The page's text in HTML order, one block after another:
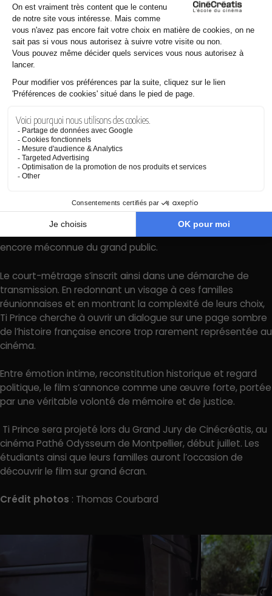
Un film de mémoire porté par une
nécessité personnelle
Au-delà du récit historique, Ti Prince est aussi un projet
profondément intime pour ses créatrices. Laurie Carron
de la Creuse, avant d’apprendre que sa propre grand-mère
avait failli être confrontée à cette situation. Cette
révélation a nourri le besoin de raconter cette mémoire
encore méconnue du grand public.
Le court-métrage s’inscrit ainsi dans une démarche de
transmission. En redonnant un visage à ces familles
réunionnaises et en montrant la complexité de leurs choix,
Ti Prince cherche à ouvrir un dialogue sur une page sombre
de l’histoire française encore trop rarement représentée au
cinéma.
Entre émotion intime, reconstitution historique et regard
politique, le film s’annonce comme une œuvre forte, portée
par une véritable volonté de mémoire et de justice.
Ti Prince sera projeté lors du Grand Jury de Cinécréatis, au
cinéma Pathé Odysseum de Montpellier, début juillet. Les
étudiants ainsi que leurs familles auront l’occasion de
découvrir le film sur grand écran.
Crédit photos : Thomas Courbard